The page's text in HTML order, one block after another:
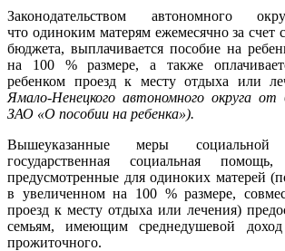
Законодательством автономного
что одиноким матерям ежемесячно за счет
бюджета, выплачивается пособие на
на 100 % размере, а также
ребенком проезд к месту отдыха или
Ямало-Ненецкого автономного округа
ЗАО «О пособии на ребенка»).
Вышеуказанные меры
государственная социальная
предусмотренные для одиноких матерей
в увеличенном на 100 % размере,
проезд к месту отдыха или лечения)
семьям, имеющим среднедушевой
прожиточного.